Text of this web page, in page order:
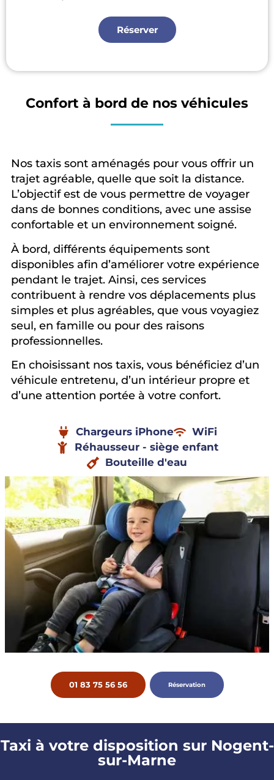
Réserver
Confort à bord de nos véhicules
Nos taxis sont aménagés pour vous offrir un
trajet agréable, quelle que soit la distance.
L’objectif est de vous permettre de voyager
dans de bonnes conditions, avec une assise
confortable et un environnement soigné.
À bord, différents équipements sont
disponibles afin d’améliorer votre expérience
pendant le trajet. Ainsi, ces services
contribuent à rendre vos déplacements plus
simples et plus agréables, que vous voyagiez
seul, en famille ou pour des raisons
professionnelles.
En choisissant nos taxis, vous bénéficiez d’un
véhicule entretenu, d’un intérieur propre et
d’une attention portée à votre confort.
Chargeurs iPhone
WiFi
Réhausseur - siège enfant
Bouteille d'eau
01 83 75 56 56 Réservation
Taxi à votre disposition sur Nogent-
sur-Marne